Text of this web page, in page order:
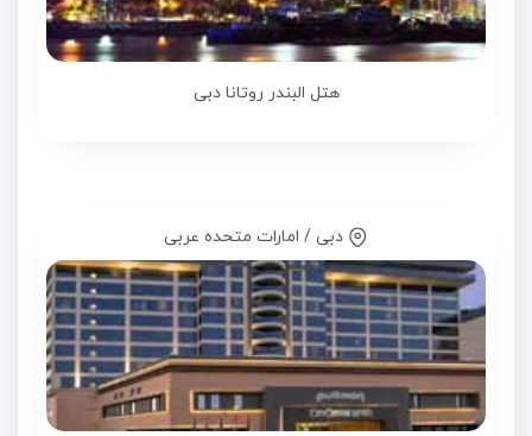
هتل البندر روتانا دبی
دبی / امارات متحده عربی